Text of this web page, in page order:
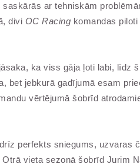
ar tehniskām
divi OC Racing komandas
ka viss gāja ļoti labi, līdz
bet jebkurā gadījumā esam
vērtējumā šobrīd
perfekts sniegums, uzvaras
vieta sezonā šobrīd Jurim